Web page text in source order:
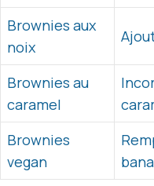
Brownies aux
noix
Brownies au
caramel
Brownies
vegan